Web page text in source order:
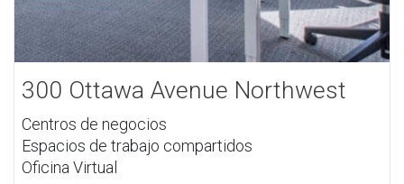
300 Ottawa Avenue Northwest
Centros de negocios
Espacios de trabajo compartidos
Oficina Virtual